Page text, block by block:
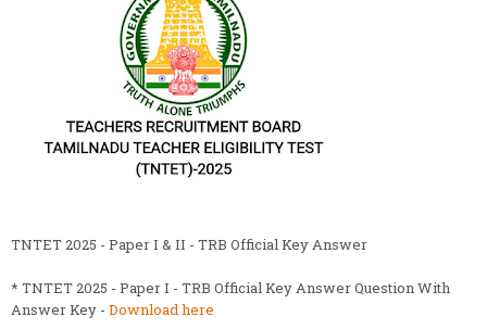
TNTET 2025 - Paper I & II - TRB Official Key Answer
* TNTET 2025 - Paper I - TRB Official Key Answer Question With
Answer Key - Download here